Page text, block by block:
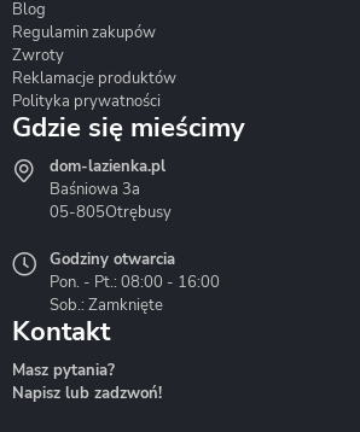
Hydrostop
Liveno
Blog
Regulamin zakupów
Zwroty
Reklamacje produktów
Polityka prywatności
Gdzie się mieścimy
dom-lazienka.pl
Baśniowa 3a
05-805Otrębusy
Godziny otwarcia
Pon. - Pt.: 08:00 - 16:00
Sob.: Zamknięte
Kontakt
Masz pytania?
Napisz lub zadzwoń!